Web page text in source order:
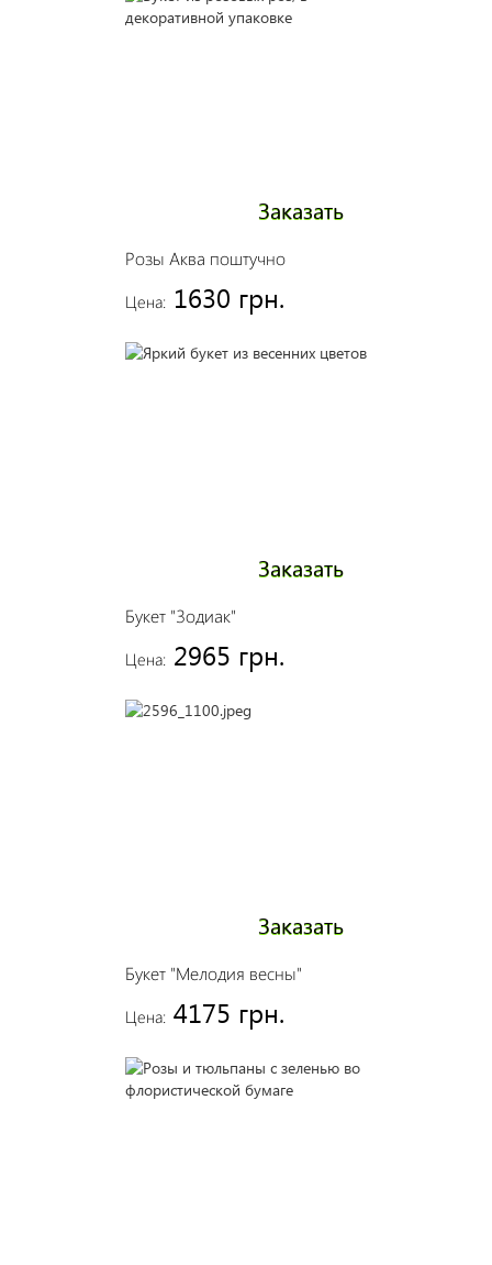
Розы Аква поштучно
Цена: 1630 грн.
Заказать
Букет "Зодиак"
Цена: 2965 грн.
Заказать
Букет "Мелодия весны"
Цена: 4175 грн.
Заказать